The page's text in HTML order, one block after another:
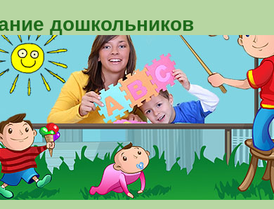
дошкольников